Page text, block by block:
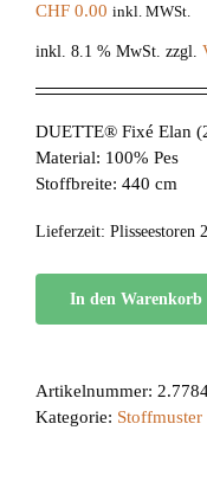
CHF 0.00 inkl. MWSt.
inkl. 8.1 % MwSt. zzgl.
DUETTE® Fixé Elan
Material: 100% Pes
Stoffbreite: 440 cm
Lieferzeit: Plisseestoren
In den Warenkorb
Artikelnummer:
Kategorie: Stoffmuster